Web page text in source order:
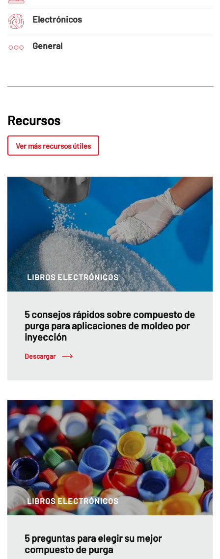
Electrónicos
General
Recursos
Ver más recursos útiles
LIBROS ELECTRÓNICOS
5 consejos rápidos sobre compuesto de
purga para aplicaciones de moldeo por
inyección
Descargar
LIBROS ELECTRÓNICOS
5 preguntas para elegir su mejor
compuesto de purga